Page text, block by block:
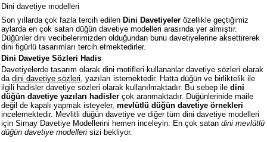
Dini davetiye modelleri
Son yıllarda çok fazla tercih edilen Dini Davetiyeler özellikle geçtiğimiz
aylarda en çok satan düğün davetiye modelleri arasında yer almıştır.
Düğünler dini vecibelerimizden olduğundan bunu davetiyelerine aksettirerek
dini figürlü tasarımları tercih etmektedirler.
Dini Davetiye Sözleri Hadis
Davetiyelerde tasarım olarak dini motifleri kullananlar davetiye sözleri olarak
da dini davetiye sözleri, yazıları istemektedir. Hatta düğün ve birliktelik ile
ilgili hadisler davetiye sözleri olarak kullanılmaktadır. Bu sebep ile dini
düğün davetiye yazıları hadisler çok aranmaktadır. Düğünlerinide maile
değil de kapalı yapmak isteyeler, mevlütlü düğün davetiye örnekleri
incelemektedir. Mevlitli düğün davetiye ve diğer tüm dini davetiye modelleri
için Simay Davetiye Modellerini hemen inceleyin. En çok satan dini mevlütlü
düğün davetiye modelleri sizi bekliyor.